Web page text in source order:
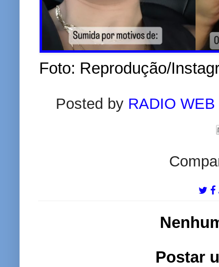
Foto: Reprodução/
Posted by RADIO
Postar